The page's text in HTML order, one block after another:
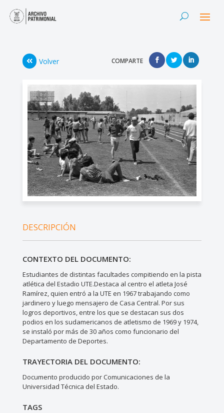
Volver COMPARTE
DESCRIPCIÓN
CONTEXTO DEL DOCUMENTO:
Estudiantes de distintas facultades compitiendo en la pista
atlética del Estadio UTE.Destaca al centro el atleta José
Ramírez, quien entró a la UTE en 1967 trabajando como
jardinero y luego mensajero de Casa Central. Por sus
logros deportivos, entre los que se destacan sus dos
podios en los sudamericanos de atletismo de 1969 y 1974,
se instaló por más de 30 años como funcionario del
Departamento de Deportes.
TRAYECTORIA DEL DOCUMENTO:
Documento producido por Comunicaciones de la
Universidad Técnica del Estado.
TAGS